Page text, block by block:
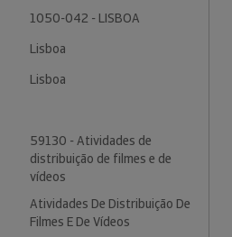
1050-042 - LISBOA
Lisboa
Lisboa
59130 - Atividades de
distribuição de filmes e de
vídeos
Atividades De Distribuição De
Filmes E De Vídeos